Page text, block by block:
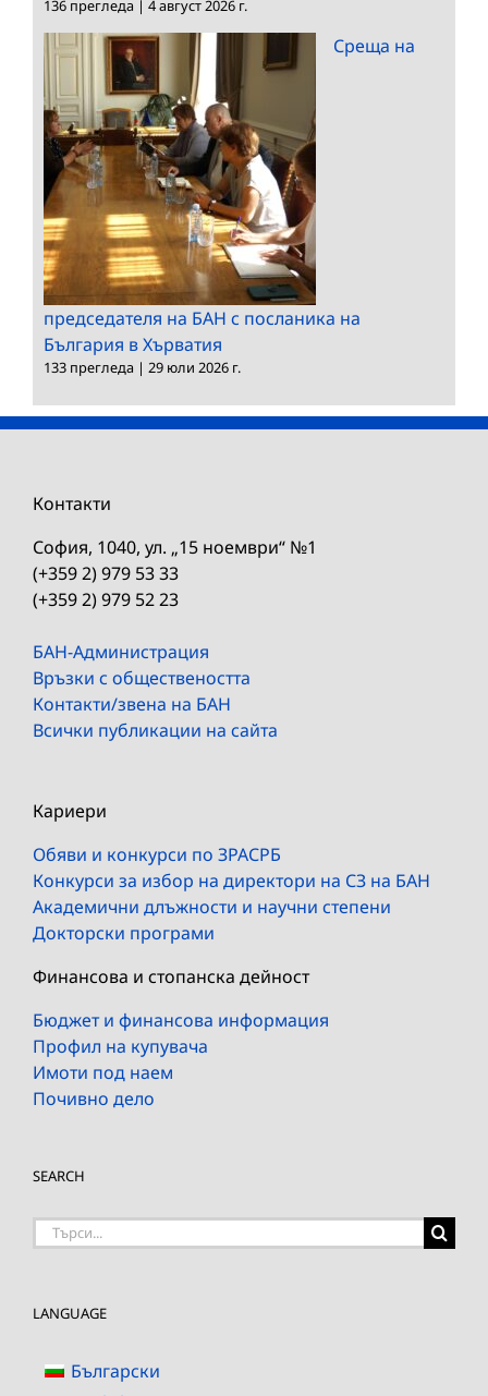
136 прегледа | 4 август 2026 г.
Среща на
председателя на БАН с посланика на
България в Хърватия
133 прегледа | 29 юли 2026 г.
Контакти
София, 1040, ул. „15 ноември“ №1
(+359 2) 979 53 33
(+359 2) 979 52 23
БАН-Администрация
Връзки с обществеността
Контакти/звена на БАН
Всички публикации на сайта
Кариери
Обяви и конкурси по ЗРАСРБ
Конкурси за избор на директори на СЗ на БАН
Академични длъжности и научни степени
Докторски програми
Финансова и стопанска дейност
Бюджет и финансова информация
Профил на купувача
Имоти под наем
Почивно дело
SEARCH
Търсене
LANGUAGE
Български